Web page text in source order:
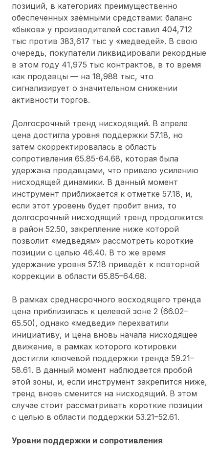
позиций, в категориях преимущественно
обеспеченных заёмными средствами: баланс
«быков» у производителей составил 404,712
тыс против 383,617 тыс у «медведей». В свою
очередь, покупатели ликвидировали рекордные
в этом году 41,975 тыс контрактов, в то время
как продавцы — на 18,988 тыс, что
сигнализирует о значительном снижении
активности торгов.
Долгосрочный тренд нисходящий. В апреле
цена достигла уровня поддержки 57.18, но
затем скорректировалась в область
сопротивления 65.85-64.68, которая была
удержана продавцами, что привело усилению
нисходящей динамики. В данный момент
инструмент приближается к отметке 57.18, и,
если этот уровень будет пробит вниз, то
долгосрочный нисходящий тренд продолжится
в район 52.50, закрепление ниже которой
позволит «медведям» рассмотреть короткие
позиции с целью 46.40. В то же время
удержание уровня 57.18 приведёт к повторной
коррекции в области 65.85–64.68.
В рамках среднесрочного восходящего тренда
цена приблизилась к целевой зоне 2 (66.02–
65.50), однако «медведи» перехватили
инициативу, и цена вновь начала нисходящее
движение, в рамках которого котировки
достигли ключевой поддержки тренда 59.21–
58.61. В данный момент наблюдается пробой
этой зоны, и, если инструмент закрепится ниже,
тренд вновь сменится на нисходящий. В этом
случае стоит рассматривать короткие позиции
с целью в области поддержки 53.21–52.61.
Уровни поддержки и сопротивления